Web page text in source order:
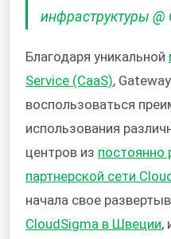
инфраструктуры @
Благодаря уникальной
Service (CaaS),
воспользоваться
использования
центров из
партнерской сети
начала свое
CloudSigma в Швеции,